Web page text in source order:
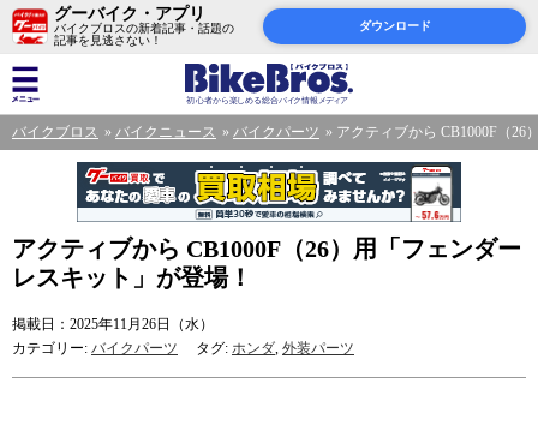
グーバイク・アプリ
バイクブロスの新着記事・話題の
記事を見逃さない！
ダウンロード
バイクブロス バイクニュース バイクパーツ アクティブから CB1000F（26
アクティブから CB1000F（26）用「フェンダー
レスキット」が登場！
掲載日：2025年11月26日（水）
カテゴリー: バイクパーツ タグ: ホンダ, 外装パーツ